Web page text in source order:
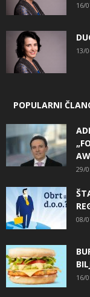
16/
13/
POPULARNI
29/
08/
16/